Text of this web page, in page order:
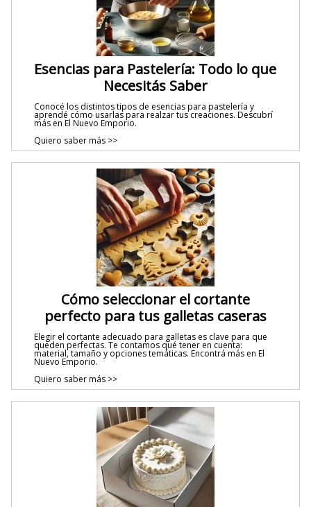
Esencias para Pastelería: Todo lo que
Necesitás Saber
Conocé los distintos tipos de esencias para pastelería y
aprendé cómo usarlas para realzar tus creaciones. Descubrí
más en El Nuevo Emporio.
Quiero saber más >>
Cómo seleccionar el cortante
perfecto para tus galletas caseras
Elegir el cortante adecuado para galletas es clave para que
queden perfectas. Te contamos qué tener en cuenta:
material, tamaño y opciones temáticas. Encontrá más en El
Nuevo Emporio.
Quiero saber más >>